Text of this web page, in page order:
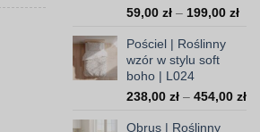
59,00 zł – 199,00 zł
Pościel | Roślinny
wzór w stylu soft
boho | L024
238,00 zł – 454,00 zł
Obrus | Roślinny